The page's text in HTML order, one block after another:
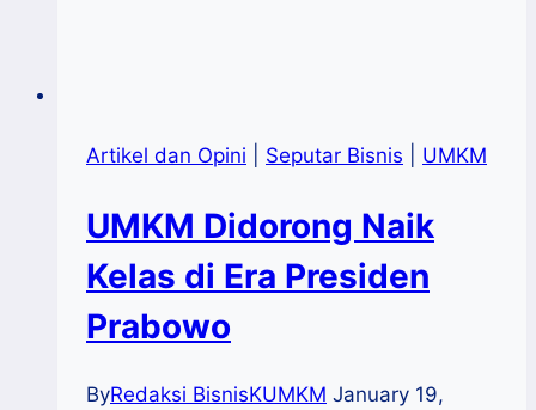
Artikel dan Opini Seputar Bisnis UMKM
UMKM Didorong Naik
Kelas di Era Presiden
Prabowo
ByRedaksi BisnisKUMKM January 19,